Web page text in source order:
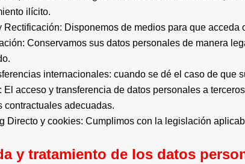
ilícito.
Rectificación: Disponemos de medios para que
Conservamos sus datos personales de manera
internacionales: cuando se dé el caso de que
El acceso y transferencia de datos personales a
contractuales adecuadas.
Directo y cookies: Cumplimos con la legislación
y tratamiento de los datos